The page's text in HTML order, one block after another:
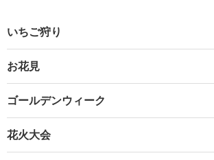
いちご狩り
お花見
ゴールデンウィーク
花火大会